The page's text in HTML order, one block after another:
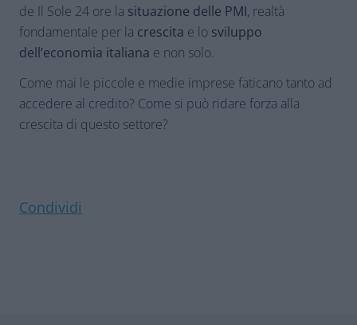
de Il Sole 24 ore la situazione delle PMI, realtà
fondamentale per la crescita e lo sviluppo
dell’economia italiana e non solo.
Come mai le piccole e medie imprese faticano tanto ad
accedere al credito? Come si può ridare forza alla
crescita di questo settore?
Condividi